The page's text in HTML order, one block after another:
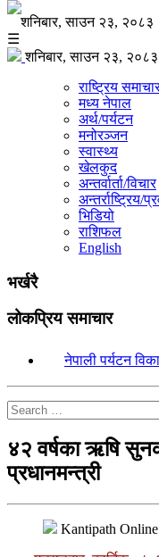
शनिबार, साउन २३, २०८३
☰
शनिबार, साउन २३, २०८३
राष्ट्रिय
मध्य नेपाल
अर्थ/पर्यटन
मनोरञ्जन
स्वास्थ्य
खेलकुद
अन्तर्वार्ता/विचार
अन्तर्राष्ट्रिय/
भिडियो
राशिफल
English
भर्खरै
लोकप्रिय समाचार
नेपाली पर्यटन
४२ वर्षका ऋषि
प्रधानमन्त्री
Kantipath Online